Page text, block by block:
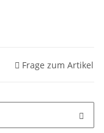
Frage zum Artikel